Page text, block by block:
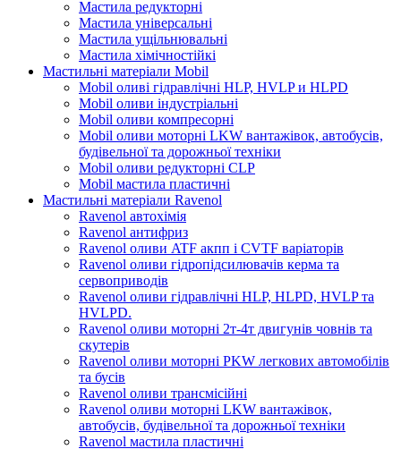
Мастила редукторні
Мастила універсальні
Мастила ущільнювальні
Мастила хімічностійкі
Мастильні матеріали Mobil
Mobil оливі гідравлічні HLP, HVLP и HLPD
Mobil оливи індустріальні
Mobil оливи компресорні
Mobil оливи моторні LKW вантажівок, автобусів,
будівельної та дорожньої техніки
Mobil оливи редукторні CLP
Mobil мастила пластичні
Мастильні матеріали Ravenol
Ravenol автохімія
Ravenol антифриз
Ravenol оливи ATF акпп і CVTF варіаторів
Ravenol оливи гідропідсилювачів керма та
сервоприводів
Ravenol оливи гідравлічні HLP, HLPD, HVLP та
HVLPD.
Ravenol оливи моторні 2т-4т двигунів човнів та
скутерів
Ravenol оливи моторні PKW легкових автомобілів
та бусів
Ravenol оливи трансмісійні
Ravenol оливи моторні LKW вантажівок,
автобусів, будівельної та дорожньої техніки
Ravenol мастила пластичні